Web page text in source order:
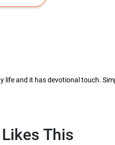
and it has devotional touch.
This